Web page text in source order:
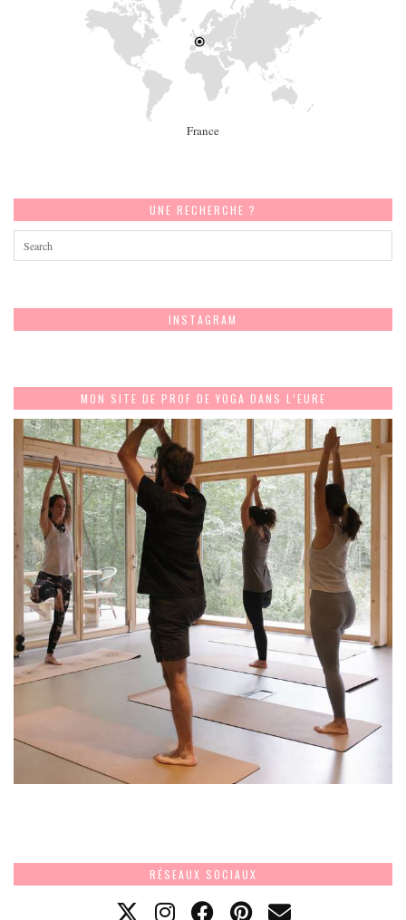
France
UNE RECHERCHE ?
INSTAGRAM
MON SITE DE PROF DE YOGA DANS L’EURE
RÉSEAUX SOCIAUX